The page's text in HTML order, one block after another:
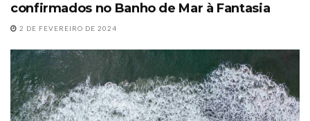
confirmados no Banho de Mar à Fantasia
2 DE FEVEREIRO DE 2024